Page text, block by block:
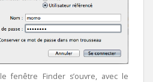
fenêtre Finder s’ouvre, avec le